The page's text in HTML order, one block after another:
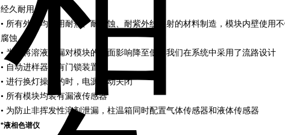
经久耐用
• 所有外盖均采用耐热、耐腐蚀、耐紫外线照射的材料制造，模块内壁使用
腐蚀
• 为了将溶液泄漏对模块的负面影响降至低，我们在系统中采用了流路设计
• 自动进样器具有门锁装置
• 进行换灯操作的时，电源自动关闭
• 所有模块均装有漏液传感器
• 为防止非挥发性溶剂泄漏，柱温箱同时配置气体传感器和液体传感器
*液相色谱仪